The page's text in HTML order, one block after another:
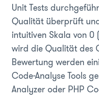
Unit Tests
Qualität überprüft
intuitiven Skala von 0
wird die Qualität des
Bewertung werden
Code-Analyse Tools
Analyzer oder PHP